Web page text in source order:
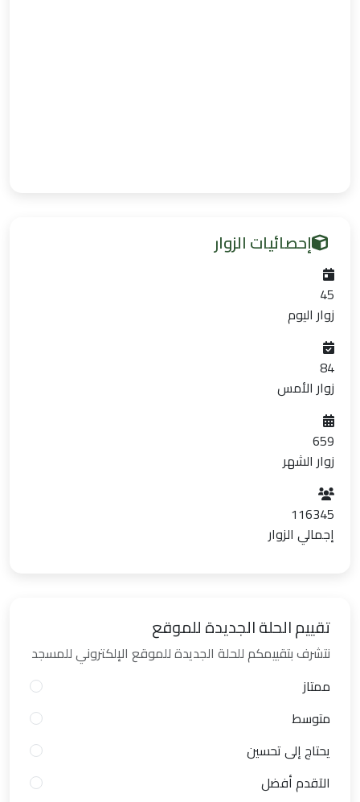
إحصائيات الزوار
45
زوار اليوم
84
زوار الأمس
659
زوار الشهر
116345
إجمالي الزوار
تقييم الحلة الجديدة للموقع
نتشرف بتقييمكم للحلة الجديدة للموقع الإلكتروني للمسجد
ممتاز
متوسط
يحتاج إلى تحسين
الآقدم أفضل